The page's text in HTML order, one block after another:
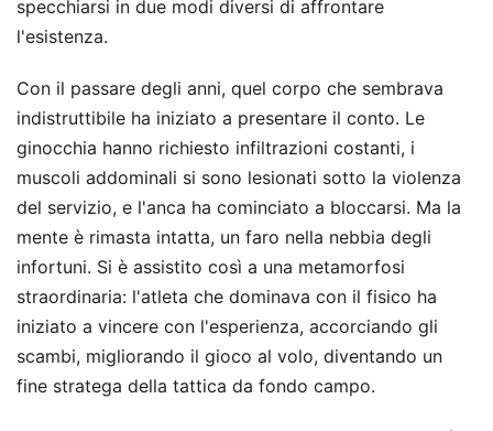
specchiarsi in due modi diversi di affrontare
l'esistenza.
Con il passare degli anni, quel corpo che sembrava
indistruttibile ha iniziato a presentare il conto. Le
ginocchia hanno richiesto infiltrazioni costanti, i
muscoli addominali si sono lesionati sotto la violenza
del servizio, e l'anca ha cominciato a bloccarsi. Ma la
mente è rimasta intatta, un faro nella nebbia degli
infortuni. Si è assistito così a una metamorfosi
straordinaria: l'atleta che dominava con il fisico ha
iniziato a vincere con l'esperienza, accorciando gli
scambi, migliorando il gioco al volo, diventando un
fine stratega della tattica da fondo campo.